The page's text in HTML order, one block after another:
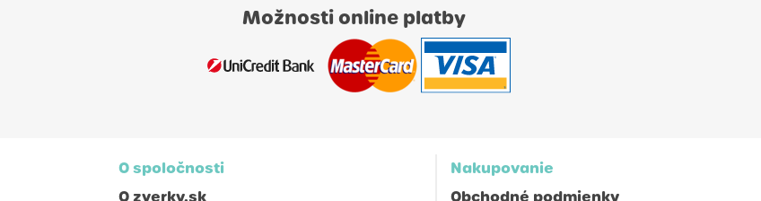
Možnosti online platby
O spoločnosti
Nakupovanie